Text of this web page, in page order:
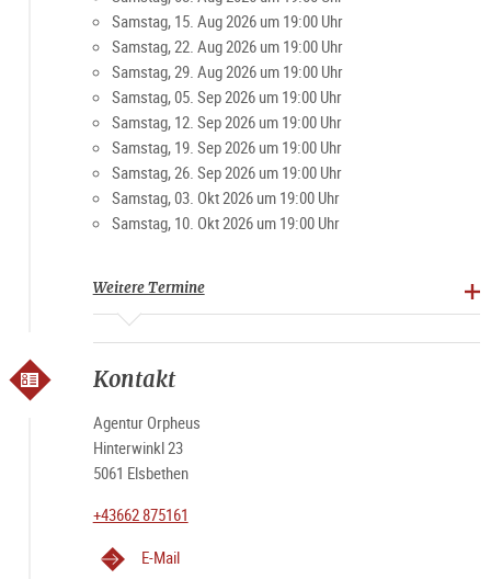
Samstag, 15. Aug 2026 um 19:00 Uhr
Samstag, 22. Aug 2026 um 19:00 Uhr
Samstag, 29. Aug 2026 um 19:00 Uhr
Samstag, 05. Sep 2026 um 19:00 Uhr
Samstag, 12. Sep 2026 um 19:00 Uhr
Samstag, 19. Sep 2026 um 19:00 Uhr
Samstag, 26. Sep 2026 um 19:00 Uhr
Samstag, 03. Okt 2026 um 19:00 Uhr
Samstag, 10. Okt 2026 um 19:00 Uhr
Weitere Termine
Kontakt
Agentur Orpheus
Hinterwinkl 23
5061 Elsbethen
+43662 875161
E-Mail